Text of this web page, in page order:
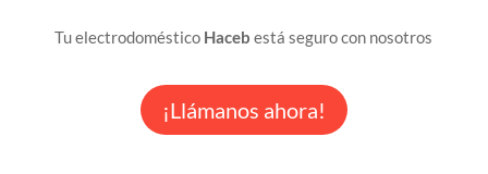
Tu electrodoméstico Hacebestá seguro con nosotros
¡Llámanos ahora!